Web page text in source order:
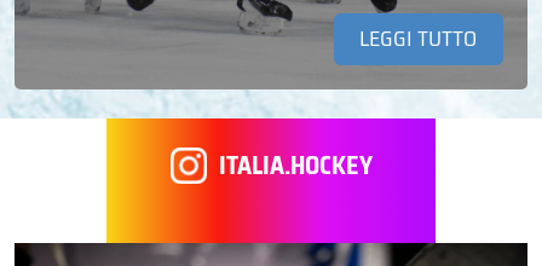
LEGGI TUTTO
ITALIA.HOCKEY